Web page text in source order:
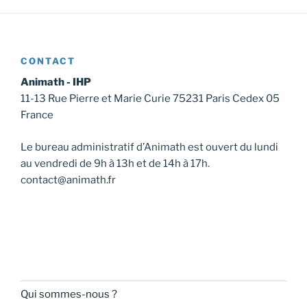
CONTACT
Animath - IHP
11-13 Rue Pierre et Marie Curie 75231 Paris Cedex 05
France
Le bureau administratif d’Animath est ouvert du lundi
au vendredi de 9h à 13h et de 14h à 17h.
contact@animath.fr
Qui sommes-nous ?